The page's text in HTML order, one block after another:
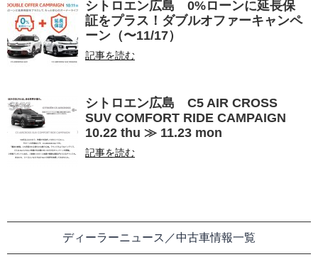
シトロエン広島 0%ローンに延長保
証をプラス！ダブルオファーキャンペ
ーン（〜11/17）
記事を読む
シトロエン広島 C5 AIR CROSS
SUV COMFORT RIDE CAMPAIGN
10.22 thu ≫ 11.23 mon
記事を読む
ディーラーニュース／中古車情報一覧